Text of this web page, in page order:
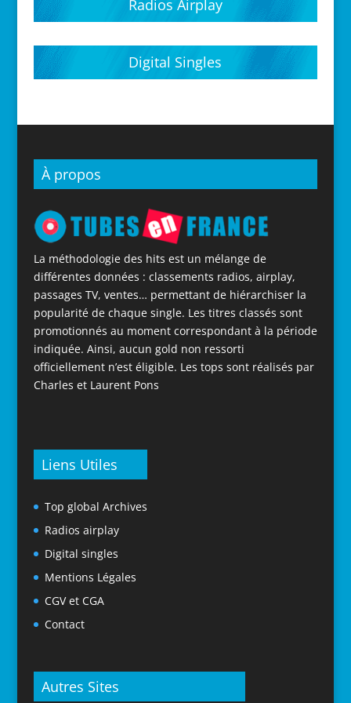
Radios Airplay
Digital Singles
À propos
La méthodologie des hits est un mélange de
différentes données : classements radios, airplay,
passages TV, ventes… permettant de hiérarchiser la
popularité de chaque single. Les titres classés sont
promotionnés au moment correspondant à la période
indiquée. Ainsi, aucun gold non ressorti
officiellement n’est éligible. Les tops sont réalisés par
Charles et Laurent Pons
Liens Utiles
Top global Archives
Radios airplay
Digital singles
Mentions Légales
CGV et CGA
Contact
Autres Sites